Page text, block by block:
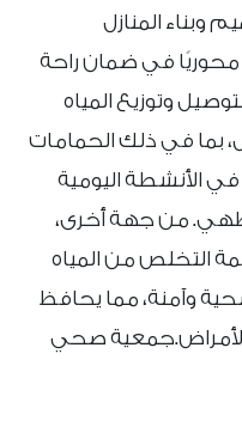
وبناء المنازل
محوريًا في ضمان راحة
وتوزيع المياه
بما في ذلك الحمامات
الأنشطة اليومية
من جهة أخرى،
التخلص من المياه
وآمنة، مما يحافظ
الأمراض.جمعية صحي